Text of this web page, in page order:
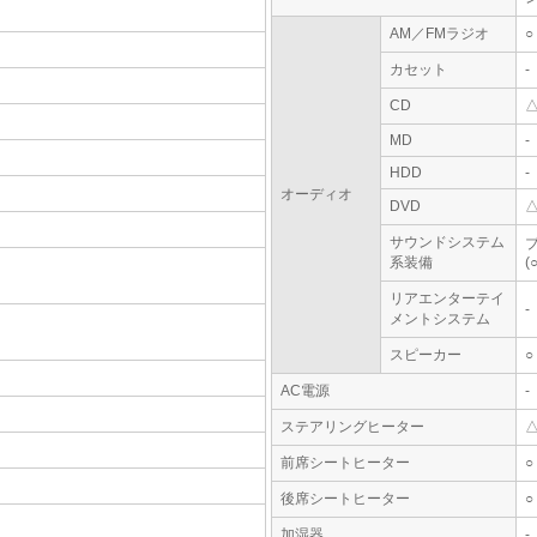
オーディオ
AM／FMラジオ ○
カセット -
CD
MD
-
HDD
-
DVD
サウンドシステム
系装備
リアエンターテイ
メントシステム
-
スピーカー ○
AC電源 -
ステアリングヒーター
前席シートヒーター ○
後席シートヒーター ○